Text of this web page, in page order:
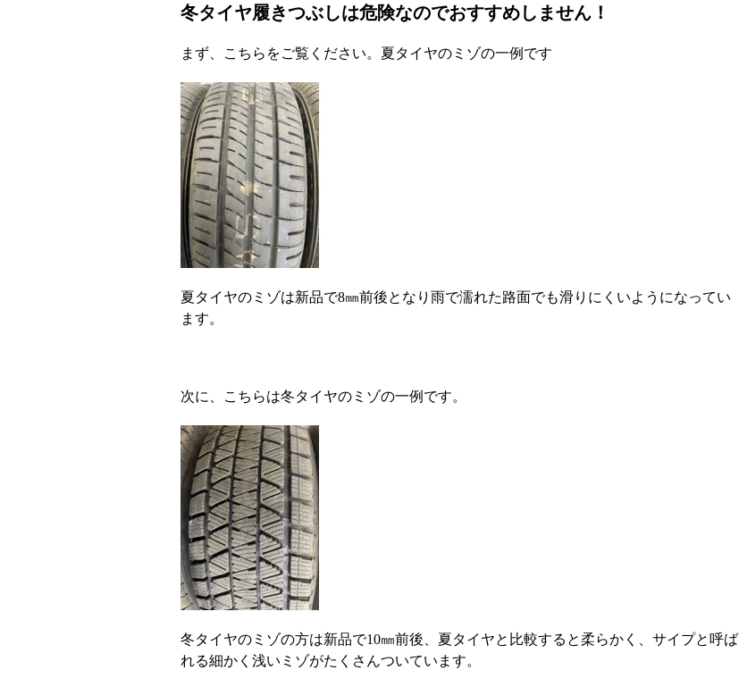
冬タイヤ履きつぶしは危険なのでおすすめしません！
まず、こちらをご覧ください。夏タイヤのミゾの一例です
夏タイヤのミゾは新品で8㎜前後となり雨で濡れた路面でも滑りにくいようになってい
ます。
次に、こちらは冬タイヤのミゾの一例です。
冬タイヤのミゾの方は新品で10㎜前後、夏タイヤと比較すると柔らかく、サイプと呼ば
れる細かく浅いミゾがたくさんついています。